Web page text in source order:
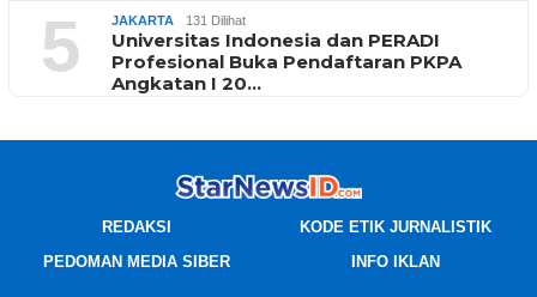
5 JAKARTA 131 Dilihat
Universitas Indonesia dan PERADI
Profesional Buka Pendaftaran PKPA
Angkatan I 20…
REDAKSI
KODE ETIK JURNALISTIK
PEDOMAN MEDIA SIBER
INFO IKLAN